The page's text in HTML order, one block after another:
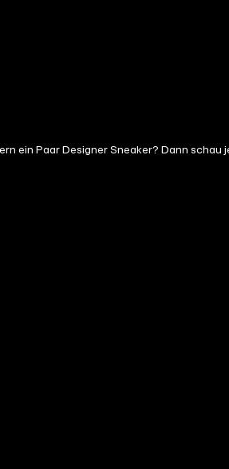
ein Paar Designer Sneaker? Dann